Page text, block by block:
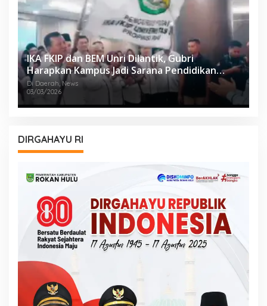
IKA FKIP dan BEM Unri Dilantik, Gubri
Harapkan Kampus Jadi Sarana Pendidikan
Moral yang Baik
Di Daerah, News
03/03/2026
DIRGAHAYU RI